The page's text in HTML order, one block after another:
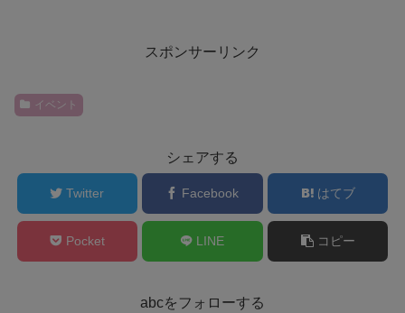
スポンサーリンク
イベント
シェアする
Twitter Facebook はてブ
Pocket LINE コピー
abcをフォローする